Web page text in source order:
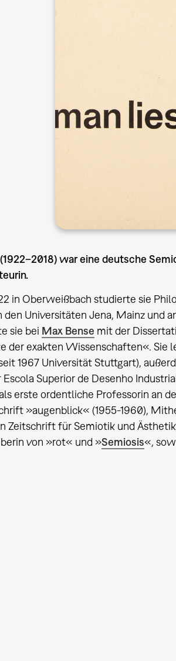
war eine deutsche
in Oberweißbach studierte sie
Universitäten Jena, Mainz und
sie bei Max Bense mit der
der exakten Wissenschaften«. Sie
1967 Universität Stuttgart),
Superior de Desenho
erste ordentliche Professorin an
»augenblick« (1955-1960),
Zeitschrift für Semiotik und
von »rot« und »Semiosis«,